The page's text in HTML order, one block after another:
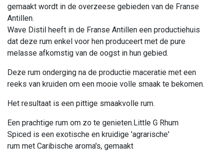
gemaakt wordt in de overzeese gebieden van de Franse
Antillen.
Wave Distil heeft in de Franse Antillen een productiehuis
dat deze rum enkel voor hen produceert met de pure
melasse afkomstig van de oogst in hun gebied.
Deze rum onderging na de productie maceratie met een
reeks van kruiden om een mooie volle smaak te bekomen.
Het resultaat is een pittige smaakvolle rum.
Een prachtige rum om zo te genieten.Little G Rhum
Spiced is een exotische en kruidige 'agrarische'
rum met Caribische aroma's, gemaakt